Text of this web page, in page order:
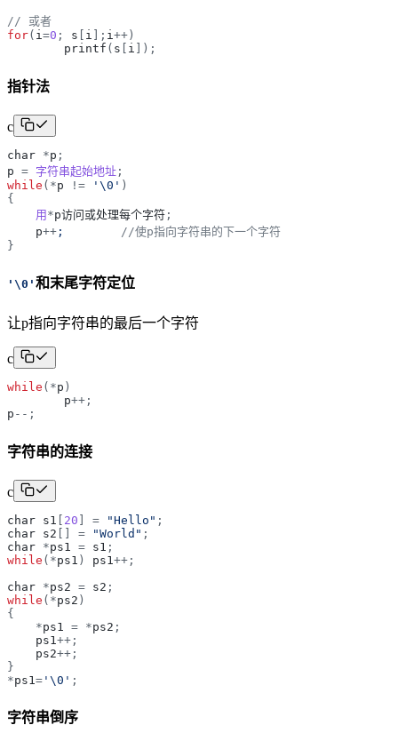
// 或者
for( i=0 ; s i ; i++ )
printf ( s i ) ;
指针法
c
char *p ;
p = 字符串起始地址 ;
while ( *p ! = ' \0 ' )
{
用 *p访问或处理每个字符 ;
p++
//使p指向字符串的下一个字符
}
' \0 ' 和末尾字符定位
让p指向字符串的最后一个字符
c
while ( *p )
p++ ;
p - - ;
字符串的连接
c
char s1 20 = "Hello " ;
char s2 = "World " ;
char *ps1 = s1 ;
while ( *ps1 ) ps1++ ;
char *ps2 = s2 ;
while ( *ps2 )
{
*ps1 = *ps2 ;
ps1++ ;
ps2++ ;
}
*ps1= ' \0 ' ;
字符串倒序